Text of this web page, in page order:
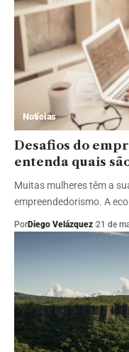
Notícias
Desafios do
entenda quais
Muitas mulheres têm a
empreendedorismo. A
PorDiego Velázquez 21 de